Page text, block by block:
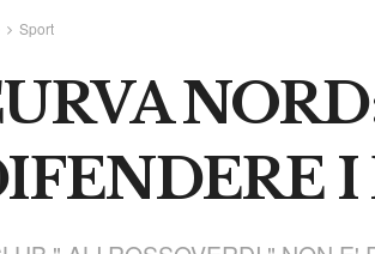
Sport
I